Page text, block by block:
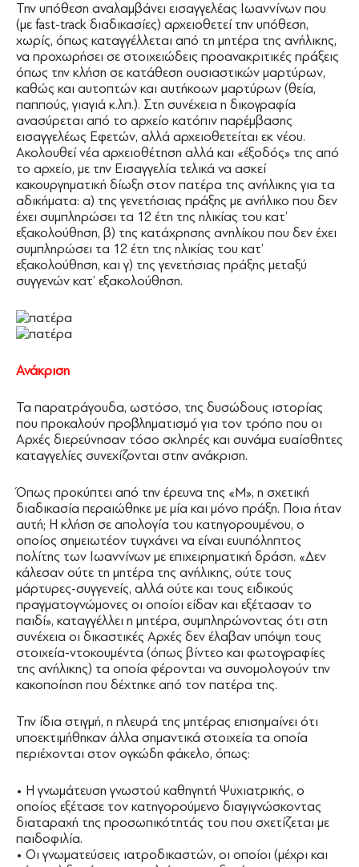
Την υπόθεση αναλαμβάνει εισαγγελέας Ιωαννίνων που
(με fast-track διαδικασίες) αρχειοθετεί την υπόθεση,
χωρίς, όπως καταγγέλλεται από τη μητέρα της ανήλικης,
να προχωρήσει σε στοιχειώδεις προανακριτικές πράξεις
όπως την κλήση σε κατάθεση ουσιαστικών μαρτύρων,
καθώς και αυτοπτών και αυτήκοων μαρτύρων (θεία,
παππούς, γιαγιά κ.λπ.). Στη συνέχεια η δικογραφία
ανασύρεται από το αρχείο κατόπιν παρέμβασης
εισαγγελέως Εφετών, αλλά αρχειοθετείται εκ νέου.
Ακολουθεί νέα αρχειοθέτηση αλλά και «έξοδός» της από
το αρχείο, με την Εισαγγελία τελικά να ασκεί
κακουργηματική δίωξη στον πατέρα της ανήλικης για τα
αδικήματα: α) της γενετήσιας πράξης με ανήλικο που δεν
έχει συμπληρώσει τα 12 έτη της ηλικίας του κατ’
εξακολούθηση, β) της κατάχρησης ανηλίκου που δεν έχει
συμπληρώσει τα 12 έτη της ηλικίας του κατ’
εξακολούθηση, και γ) της γενετήσιας πράξης μεταξύ
συγγενών κατ’ εξακολούθηση.
Ανάκριση
Τα παρατράγουδα, ωστόσο, της δυσώδους ιστορίας
που προκαλούν προβληματισμό για τον τρόπο που οι
Αρχές διερεύνησαν τόσο σκληρές και συνάμα ευαίσθητες
καταγγελίες συνεχίζονται στην ανάκριση.
Όπως προκύπτει από την έρευνα της «Μ», η σχετική
διαδικασία περαιώθηκε με μία και μόνο πράξη. Ποια ήταν
αυτή; Η κλήση σε απολογία του κατηγορουμένου, ο
οποίος σημειωτέον τυγχάνει να είναι ευυπόληπτος
πολίτης των Ιωαννίνων με επιχειρηματική δράση. «Δεν
κάλεσαν ούτε τη μητέρα της ανήλικης, ούτε τους
μάρτυρες-συγγενείς, αλλά ούτε και τους ειδικούς
πραγματογνώμονες οι οποίοι είδαν και εξέτασαν το
παιδί», καταγγέλλει η μητέρα, συμπληρώνοντας ότι στη
συνέχεια οι δικαστικές Αρχές δεν έλαβαν υπόψη τους
στοιχεία-ντοκουμέντα (όπως βίντεο και φωτογραφίες
της ανήλικης) τα οποία φέρονται να συνομολογούν την
κακοποίηση που δέχτηκε από τον πατέρα της.
Την ίδια στιγμή, η πλευρά της μητέρας επισημαίνει ότι
υποεκτιμήθηκαν άλλα σημαντικά στοιχεία τα οποία
περιέχονται στον ογκώδη φάκελο, όπως:
• Η γνωμάτευση γνωστού καθηγητή Ψυχιατρικής, ο
οποίος εξέτασε τον κατηγορούμενο διαγιγνώσκοντας
διαταραχή της προσωπικότητάς του που σχετίζεται με
παιδοφιλία.
• Οι γνωματεύσεις ιατροδικαστών, οι οποίοι (μέχρι και